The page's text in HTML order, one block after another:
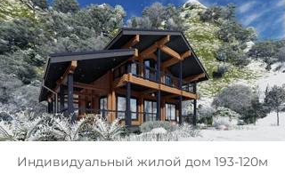
Индивидуальный жилой дом 193-120м